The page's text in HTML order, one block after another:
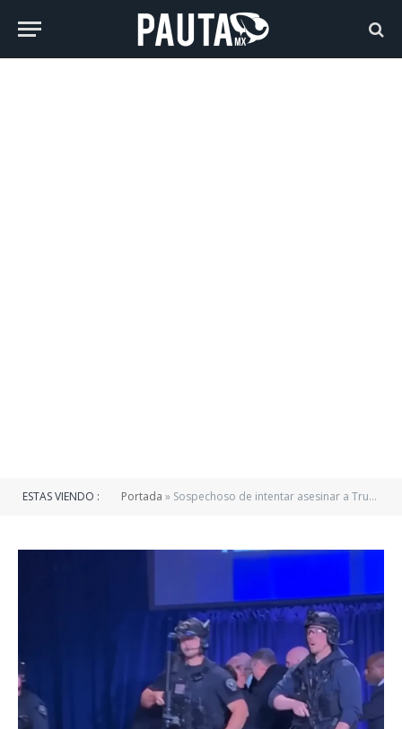
ESTAS VIENDO : Portada » Sospechoso de intentar asesinar a Trump en cena de gala comparece ante corte federal